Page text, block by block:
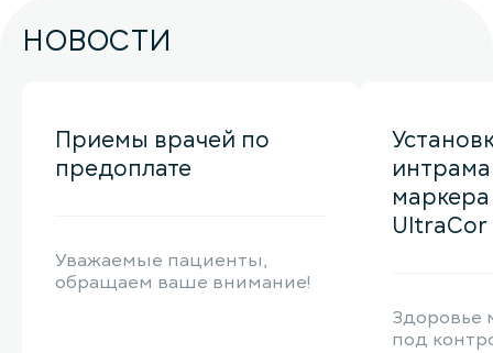
НОВОСТИ
Приемы врачей по
предоплате
Уважаемые пациенты,
обращаем ваше внимание!
UltraCor
Здоровье
под